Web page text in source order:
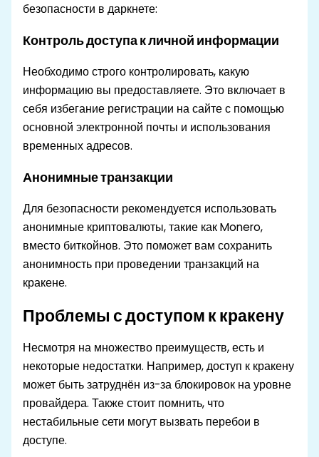
безопасности в даркнете:
Контроль доступа к личной информации
Необходимо строго контролировать, какую
информацию вы предоставляете. Это включает в
себя избегание регистрации на сайте с помощью
основной электронной почты и использования
временных адресов.
Анонимные транзакции
Для безопасности рекомендуется использовать
анонимные криптовалюты, такие как Monero,
вместо биткойнов. Это поможет вам сохранить
анонимность при проведении транзакций на
кракене.
Проблемы с доступом к кракену
Несмотря на множество преимуществ, есть и
некоторые недостатки. Например, доступ к кракену
может быть затруднён из-за блокировок на уровне
провайдера. Также стоит помнить, что
нестабильные сети могут вызвать перебои в
доступе.